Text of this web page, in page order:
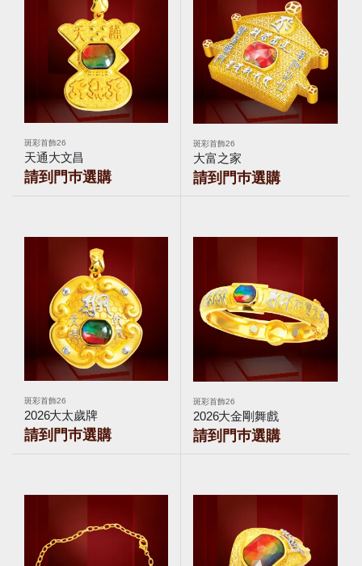
斑彩首飾26
天通大文昌
請到門巿選購
斑彩首飾26
大富之家
請到門巿選購
斑彩首飾26
2026大太歲牌
請到門巿選購
斑彩首飾26
2026大金剛舞戲
請到門巿選購